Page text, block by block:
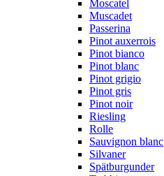
Moscatel
Muscadet
Passerina
Pinot auxerrois
Pinot bianco
Pinot blanc
Pinot grigio
Pinot gris
Pinot noir
Riesling
Rolle
Sauvignon blanc
Silvaner
Spätburgunder